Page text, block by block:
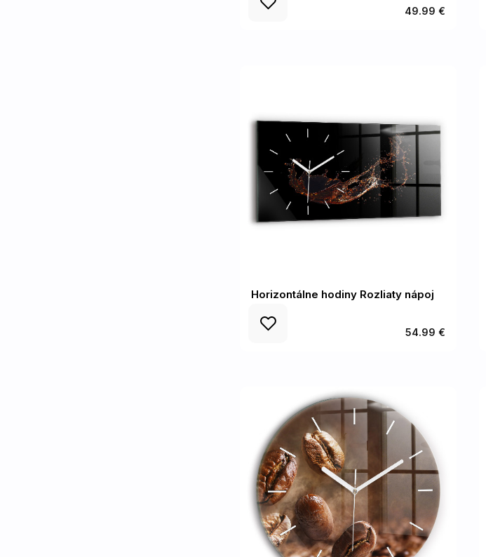
49.99 €
Horizontálne hodiny Rozliaty nápoj
54.99 €